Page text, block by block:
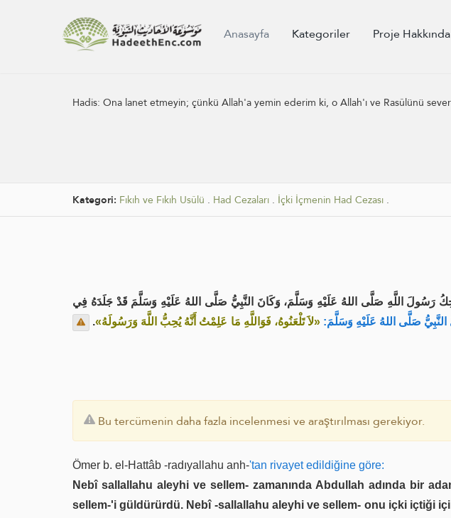
Anasayfa Kategoriler Proje Hakkında
Hadis:Ona lanet etmeyin; çünkü Allah'a yemin ederim ki, o Allah'ı ve Rasûlünü sever
Kategori: Fıkıh ve Fıkıh Usûlü . Had Cezaları . İçki İçmenin Had Cezası .
رَسُولَ اللَّهِ صَلَّى اللهُ عَلَيْهِ وَسَلَّمَ، وَكَانَ النَّبِيُّ صَلَّى اللهُ عَلَيْهِ وَسَلَّمَ قَدْ جَلَدَهُ فِي
النَّبِيُّ صَلَّى اللهُ عَلَيْهِ وَسَلَّمَ: «لاَ تَلْعَنُوهُ، فَوَاللَّهِ مَا عَلِمْتُ أَنَّهُ يُحِبُّ اللَّهَ وَرَسُولَهُ».
Bu tercümenin daha fazla incelenmesi ve araştırılması gerekiyor.
Ömer b. el-Hattâb -radıyallahu anh-'tan rivayet edildiğine göre:
Nebî sallallahu aleyhi ve sellem- zamanında Abdullah adında bir
sellem-'i güldürürdü. Nebî -sallallahu aleyhi ve sellem- onu içki içtiği